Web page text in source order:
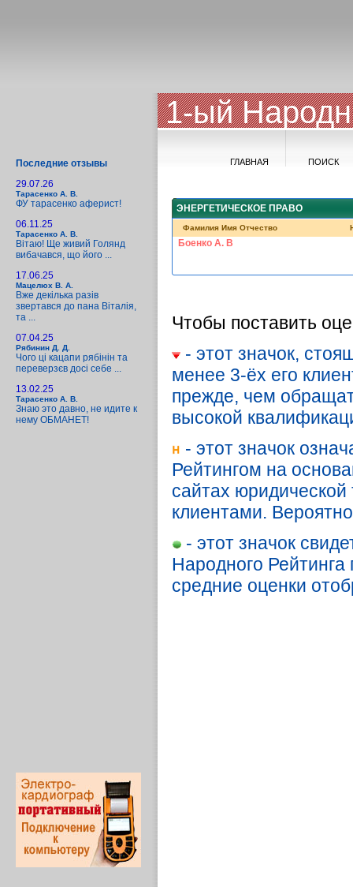
Последние отзывы
29.07.26
Тарасенко А. В.
ФУ тарасенко аферист!
06.11.25
Тарасенко А. В.
Вітаю! Ще живий Голянд
вибачався, що його ...
17.06.25
Мацелюх В. А.
Вже декілька разів
звертався до пана Віталія,
та ...
07.04.25
Рябинин Д. Д.
Чого ці кацапи рябінін та
переверзєв досі себе ...
13.02.25
Тарасенко А. В.
Знаю это давно, не идите к
нему ОБМАНЕТ!
1-ый
ГЛАВНАЯ ПОИСК
ЭНЕРГЕТИЧЕСКОЕ ПРАВО
Фамилия Имя Отчество
Боенко А. В
Чтобы поставить
- этот значок,
менее 3-ёх его
прежде, чем
высокой
- этот значок
Рейтингом на
сайтах
клиентами.
- этот значок
Народного Рейтинга
средние оценки